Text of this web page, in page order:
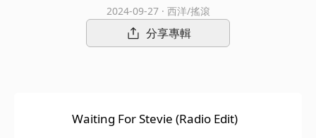
2024-09-27 · 西洋/搖滾
分享專輯
Waiting For Stevie (Radio Edit)